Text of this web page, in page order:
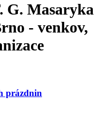
G. Masaryka
- venkov,
prázdnin